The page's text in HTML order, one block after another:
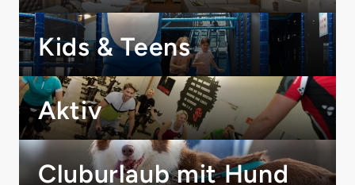
Kids & Teens
Aktiv
Cluburlaub mit Hund